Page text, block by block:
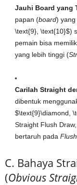
Jauhi Board yang
papan (board) yang
\text{9}, \text{10}$)
pemain bisa
yang lebih tinggi (
Carilah Straight
dibentuk
$\text{9}\diamond,
Straight Flush
bertaruh pada Flush
C. Bahaya
(Obvious